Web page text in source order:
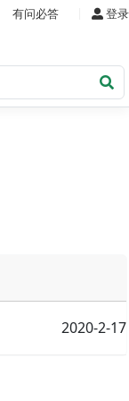
有问必答 登录
2020-2-17